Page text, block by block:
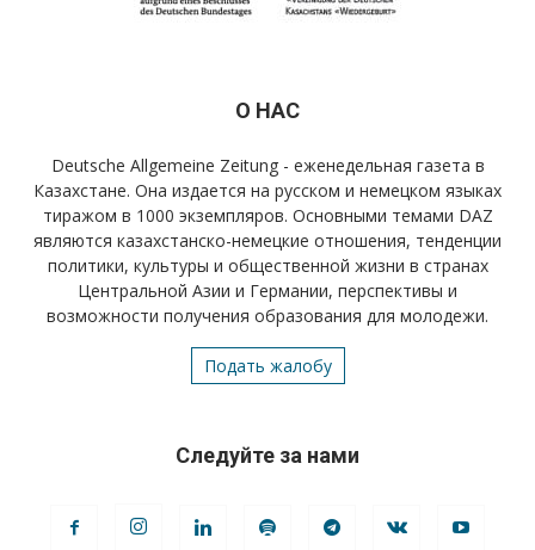
О НАС
Deutsche Allgemeine Zeitung - еженедельная газета в
Казахстане. Она издается на русском и немецком языках
тиражом в 1000 экземпляров. Основными темами DAZ
являются казахстанско-немецкие отношения, тенденции
политики, культуры и общественной жизни в странах
Центральной Азии и Германии, перспективы и
возможности получения образования для молодежи.
Подать жалобу
Следуйте за нами